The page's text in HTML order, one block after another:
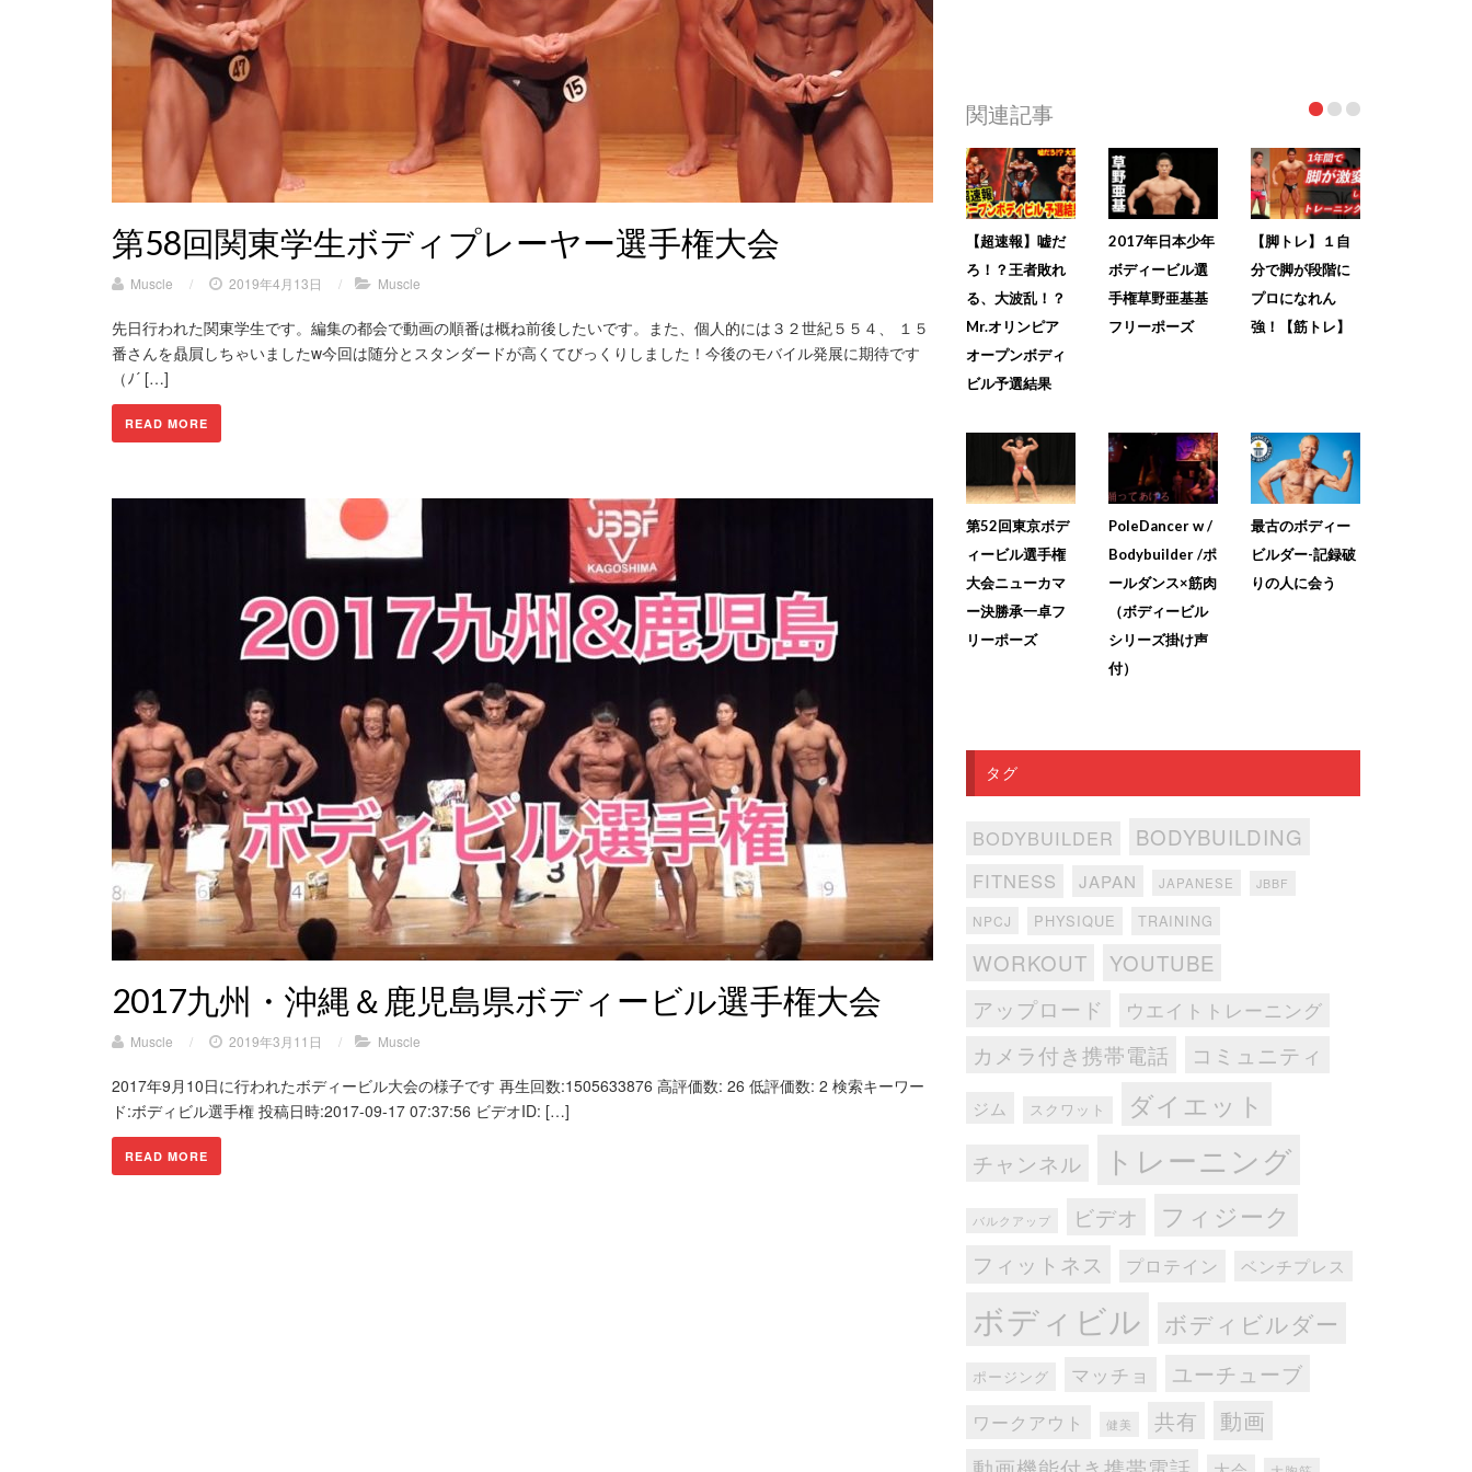
第58回関東学生ボディプレーヤー選手権大会
Muscle / 2019年4月13日 / Muscle
先日行われた関東学生です。編集の都会で動画の順番は概ね前後したいです。また、個人的には３２世紀５５４、 １５
番さんを贔屓しちゃいましたw今回は随分とスタンダードが高くてびっくりしました！今後のモバイル発展に期待です
（ﾉ´ […]
READ MORE
2017九州・沖縄＆鹿児島県ボディービル選手権大会
Muscle / 2019年3月11日 / Muscle
2017年9月10日に行われたボディービル大会の様子です 再生回数:1505633876 高評価数: 26 低評価数: 2 検索キーワー
ド:ボディビル選手権 投稿日時:2017-09-17 07:37:56 ビデオID: […]
READ MORE
関連記事
【超速報】嘘だ
ろ！？王者敗れ
る、大波乱！？
Mr.オリンピア
オープンボディ
ビル予選結果
2017年日本少年
ボディービル選
手権草野亜基基
フリーポーズ
【脚トレ】１自
分で脚が段階に
プロになれん
強！【筋トレ】
第52回東京ボデ
ィービル選手権
大会ニューカマ
ー決勝承一卓フ
リーポーズ
PoleDancer w /
Bodybuilder /ポ
ールダンス×筋肉
（ボディービル
シリーズ掛け声
付）
最古のボディー
ビルダー-記録破
りの人に会う
タグ
BODYBUILDER BODYBUILDING
FITNESS JAPAN JAPANESE JBBF
NPCJ PHYSIQUE TRAINING
WORKOUT
YOUTUBE
アップロード
ウエイトトレーニング
カメラ付き携帯電話 コミュニティ
ジム スクワット ダイエット
チャンネル トレーニング
バルクアップ ビデオ フィジーク
フィットネス プロテイン ベンチプレス
ボディビル ボディビルダー
ポージング マッチョ ユーチューブ
ワークアウト 健美 共有 動画